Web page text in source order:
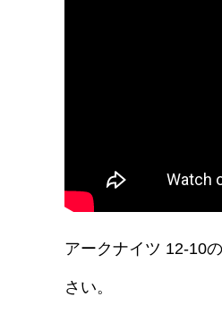
アークナイツ 12-10
さい。